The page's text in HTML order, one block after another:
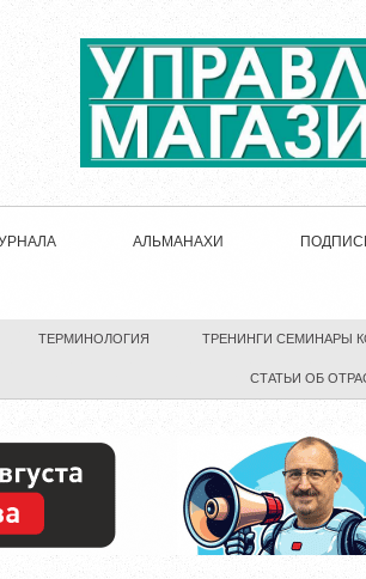
АЛЬМАНАХИ
ТЕРМИНОЛОГИЯ ТРЕНИНГИ СЕМИНАРЫ
СТАТЬИ ОБ